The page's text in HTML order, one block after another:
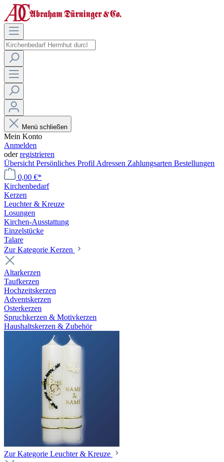
Menü schließen
Mein Konto
Anmelden
oderregistrieren
Übersicht Persönliches Profil Adressen Zahlungsarten Bestellungen
0,00 €*
Kirchenbedarf
Kerzen
Leuchter & Kreuze
Losungen
Kirchen-Ausstattung
Einzelstücke
Talare
Zur Kategorie Kerzen
Altarkerzen
Taufkerzen
Hochzeitskerzen
Adventskerzen
Osterkerzen
Spruchkerzen & Motivkerzen
Haushaltskerzen & Zubehör
Zur Kategorie Leuchter & Kreuze